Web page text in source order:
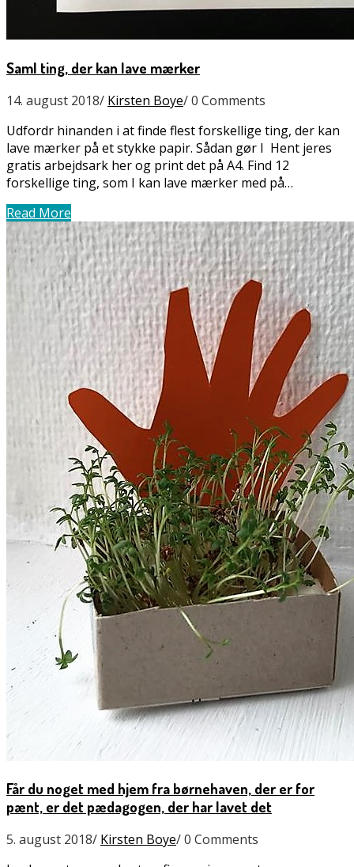
Saml ting, der kan lave mærker
14. august 2018/ Kirsten Boye/0 Comments
Udfordr hinanden i at finde flest forskellige ting, der kan
lave mærker på et stykke papir. Sådan gør I Hent jeres
gratis arbejdsark her og print det på A4. Find 12
forskellige ting, som I kan lave mærker med på…
Read More
Får du noget med hjem fra børnehaven, der er for
pænt, er det pædagogen, der har lavet det
5. august 2018/ Kirsten Boye/0 Comments